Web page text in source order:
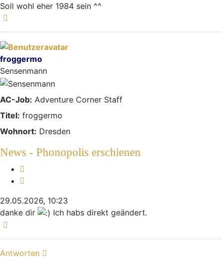
Soll wohl eher 1984 sein ^^
froggermo
Sensenmann
AC-Job: Adventure Corner Staff
Titel: froggermo
Wohnort: Dresden
News - Phonopolis erschienen
29.05.2026, 10:23
danke dir
Ich habs direkt geändert.
Antworten